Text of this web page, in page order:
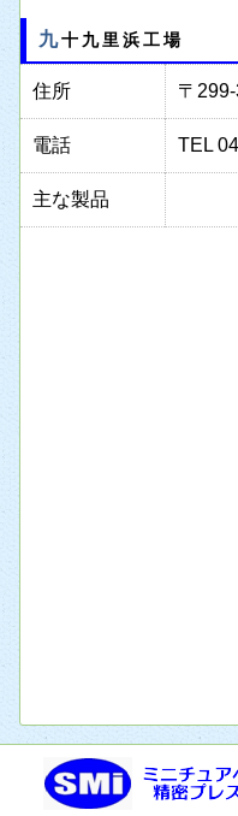
九十九里浜工場
住所 〒
電話 TEL
主な製品